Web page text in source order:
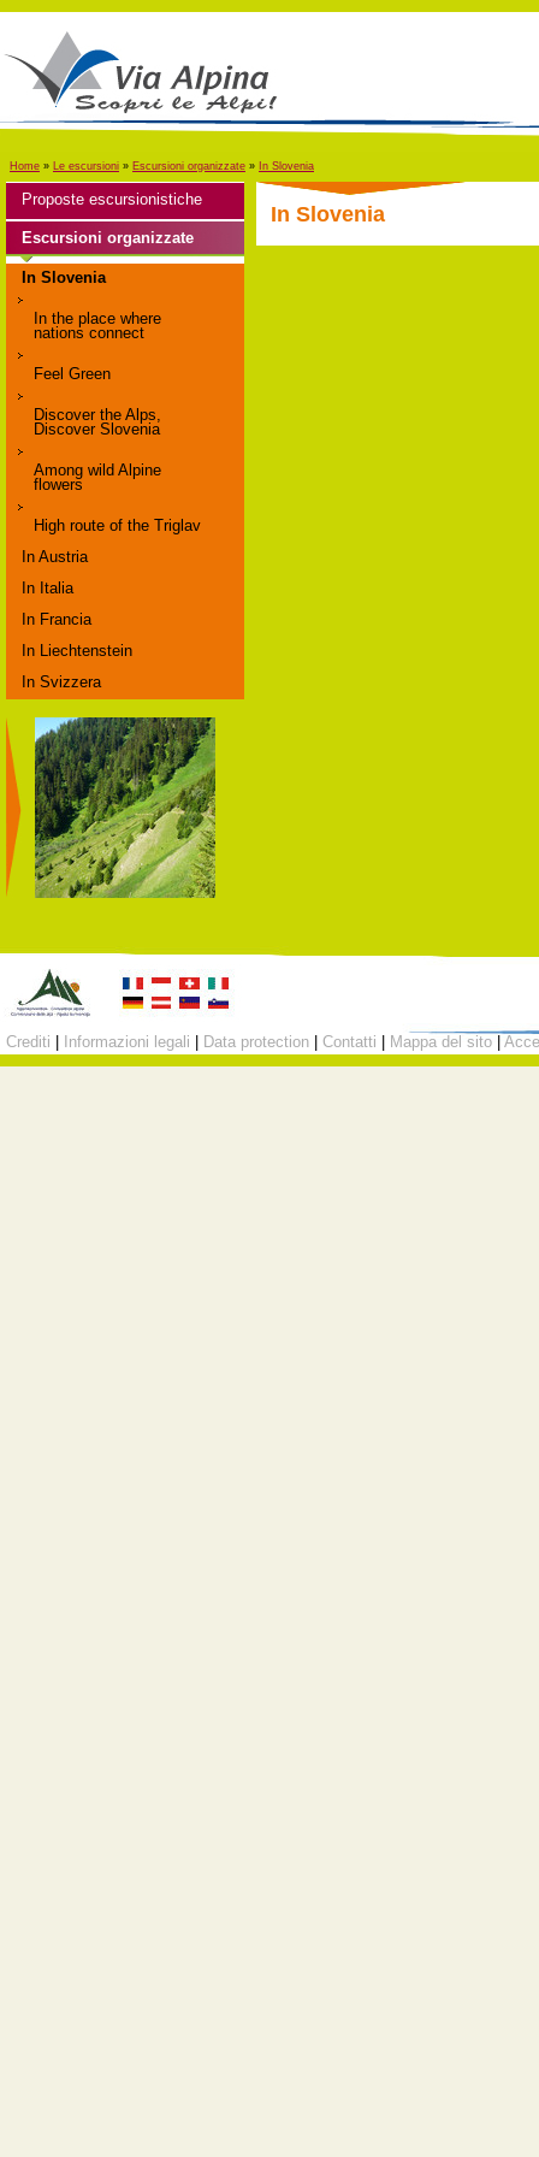
Home » Le escursioni » Escursioni organizzate » In Slovenia
Proposte escursionistiche
Escursioni organizzate
In Slovenia
In the place where
nations connect
Feel Green
Discover the Alps,
Discover Slovenia
Among wild Alpine
flowers
High route of the Triglav
In Austria
In Italia
In Francia
In Liechtenstein
In Svizzera
In Slovenia
Crediti Informazioni legali Data protection Contatti Mappa del sito